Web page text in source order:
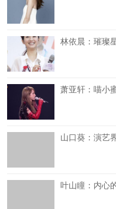
林依晨：璀璨
萧亚轩：喵小
山口葵：演艺
叶山瞳：内心